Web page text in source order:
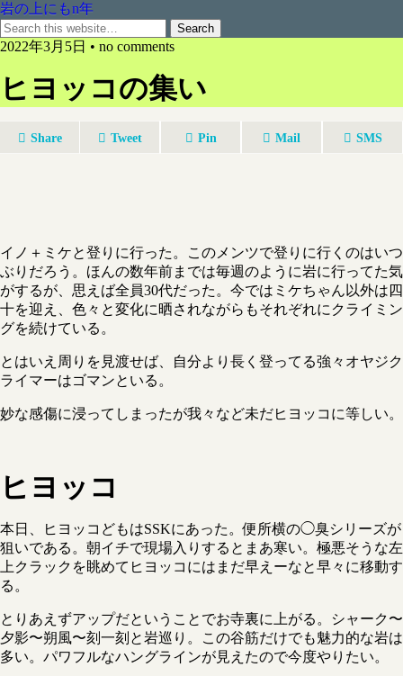
岩の上にもn年
2022年3月5日 • no comments
ヒヨッコの集い
Share Tweet Pin Mail SMS
イノ＋ミケと登りに行った。このメンツで登りに行くのはいつ
ぶりだろう。ほんの数年前までは毎週のように岩に行ってた気
がするが、思えば全員30代だった。今ではミケちゃん以外は四
十を迎え、色々と変化に晒されながらもそれぞれにクライミン
グを続けている。
とはいえ周りを見渡せば、自分より長く登ってる強々オヤジク
ライマーはゴマンといる。
妙な感傷に浸ってしまったが我々など未だヒヨッコに等しい。
ヒヨッコ
本日、ヒヨッコどもはSSKにあった。便所横の◯臭シリーズが
狙いである。朝イチで現場入りするとまあ寒い。極悪そうな左
上クラックを眺めてヒヨッコにはまだ早えーなと早々に移動す
る。
とりあえずアップだということでお寺裏に上がる。シャーク〜
夕影〜朔風〜刻一刻と岩巡り。この谷筋だけでも魅力的な岩は
多い。パワフルなハングラインが見えたので今度やりたい。